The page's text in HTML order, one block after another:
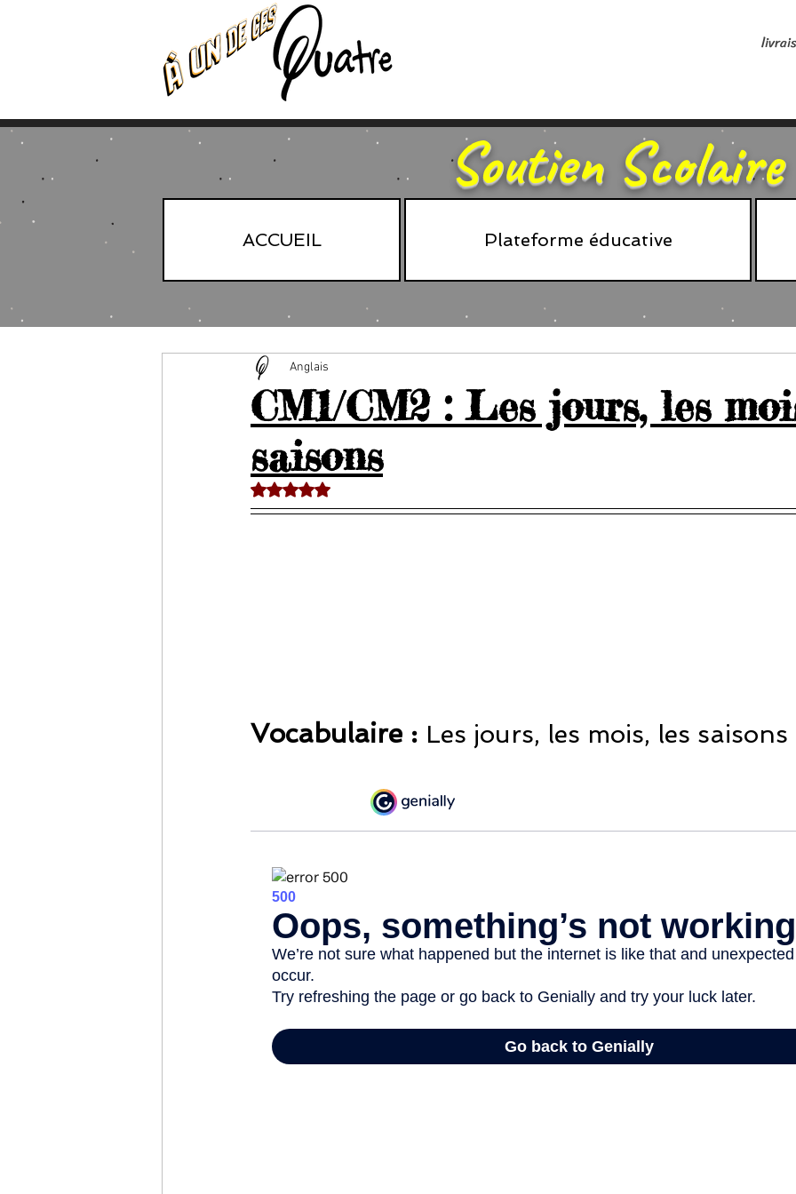
Soutien Scolaire
ACCUEIL Plateforme éducative
CM1/CM2 : Les jours, les
saisons
Anglais
Noté NaN étoiles sur 5.
Vocabulaire : Les jours, les mois, les saisons